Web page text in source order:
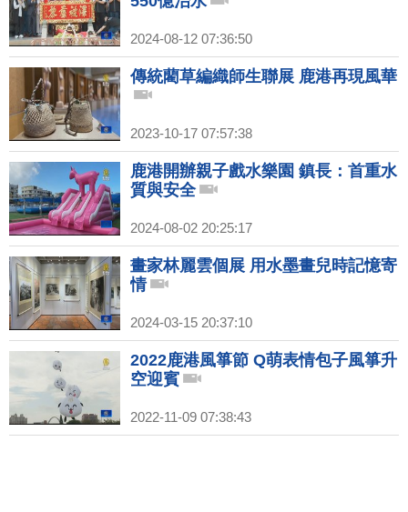
2024-08-12 07:36:50
傳統藺草編織師生聯展 鹿港再現風華
2023-10-17 07:57:38
鹿港開辦親子戲水樂園 鎮長：首重水
質與安全
2024-08-02 20:25:17
畫家林麗雲個展 用水墨畫兒時記憶寄
情
2024-03-15 20:37:10
2022鹿港風箏節 Q萌表情包子風箏升
空迎賓
2022-11-09 07:38:43